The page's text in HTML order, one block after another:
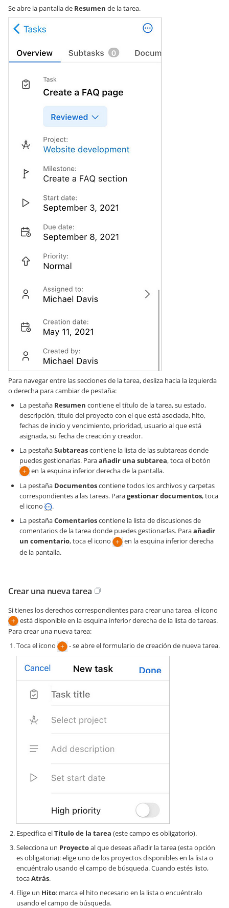
Se abre la pantalla de Resumen de la tarea.
Para navegar entre las secciones de la tarea, desliza hacia la izquierda
o derecha para cambiar de pestaña:
La pestaña Resumen contiene el título de la tarea, su estado,
descripción, título del proyecto con el que está asociada, hito,
fechas de inicio y vencimiento, prioridad, usuario al que está
asignada, su fecha de creación y creador.
La pestañaSubtareascontiene la lista de las subtareas donde
puedes gestionarlas. Paraañadir una subtarea, toca el botón
en la esquina inferior derecha de la pantalla.
La pestaña Documentoscontiene todos los archivos y carpetas
correspondientes a las tareas. Paragestionar documentos, toca
el icono
.
La pestañaComentarioscontiene la lista de discusiones de
comentarios de la tarea donde puedes gestionarlas. Paraañadir
un comentario, toca el icono
en la esquina inferior derecha
de la pantalla.
Crear una nueva tarea
Si tienes los derechos correspondientes para crear una tarea, el icono
está disponible en la esquina inferior derecha de la lista de tareas.
Para crear una nueva tarea:
Toca el icono
- se abre el formulario de creación de nueva tarea.
Especifica elTítulo de la tarea (este campo es obligatorio).
Selecciona un Proyectoal que deseas añadir la tarea (esta opción
es obligatoria): elige uno de los proyectos disponibles en la lista o
encuéntralo usando el campo de búsqueda. Cuando estés listo,
tocaAtrás.
Elige un Hito: marca el hito necesario en la lista o encuéntralo
usando el campo de búsqueda.